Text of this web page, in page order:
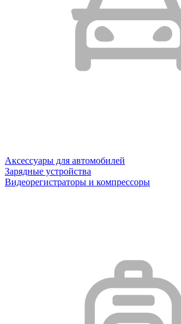
Аксессуары для автомобилей
Зарядные устройства
Видеорегистраторы и компрессоры